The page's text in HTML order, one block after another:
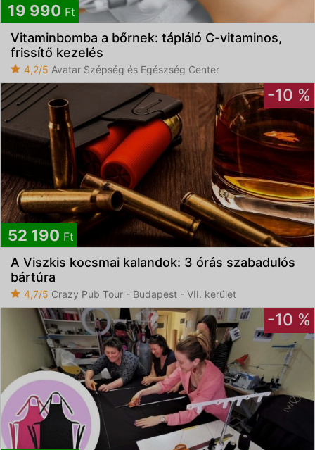
19 990 Ft
Vitaminbomba a bőrnek: tápláló C-vitaminos,
frissítő kezelés
4,2/5 Avatar Szépség és Egészség Center
-10 %
52 190 Ft
A Viszkis kocsmai kalandok: 3 órás szabadulós
bártúra
4,7/5 Crazy Pub Tour - Budapest - VII. kerület
-10 %